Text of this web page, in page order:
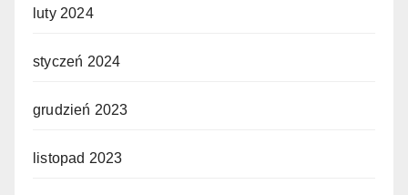
luty 2024
styczeń 2024
grudzień 2023
listopad 2023